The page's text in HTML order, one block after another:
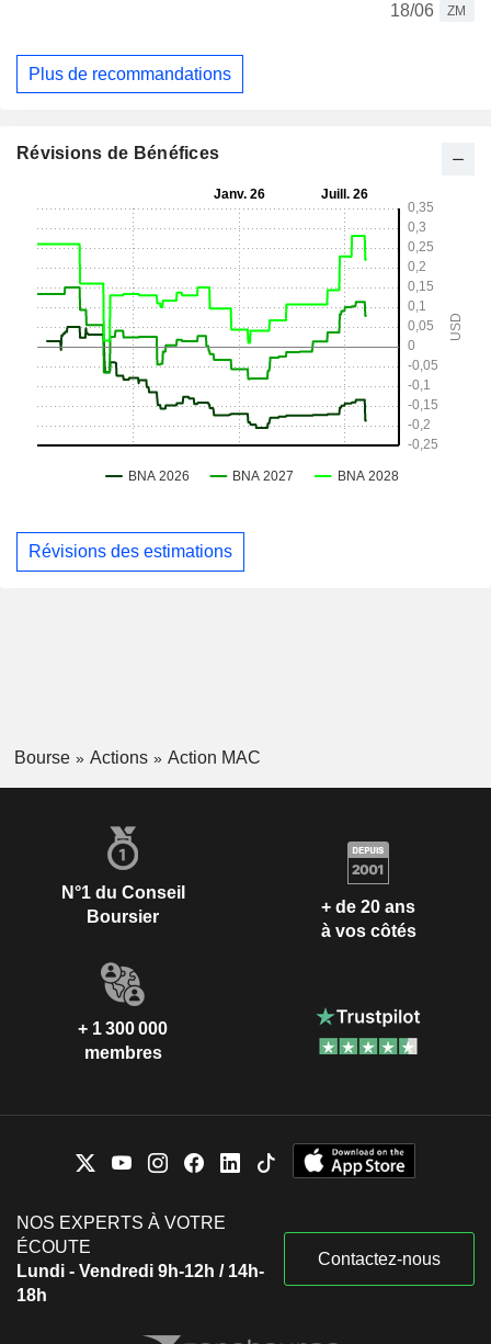
18/06
ZM
Plus de recommandations
Révisions de Bénéfices
Révisions des estimations
Bourse Actions Action MAC
N°1 du Conseil
Boursier
+ de 20 ans
à vos côtés
+ 1 300 000
membres
NOS EXPERTS À VOTRE
ÉCOUTE
Lundi - Vendredi 9h-12h / 14h-
18h
Contactez-nous